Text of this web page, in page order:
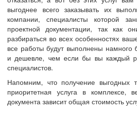
выгоднее всего заказывать их
компании, специалисты которой
проектной документации, так как
разбираться во всех особенностях
все работы будут выполнены намного
и дешевле, чем если бы вы каждый
специалистов.
Напомним, что получение выгодных
приоритетная услуга в комплексе,
документа зависит общая стоимость